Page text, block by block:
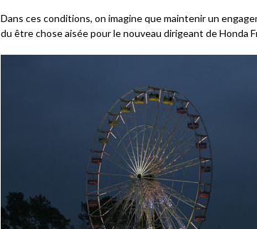
Dans ces conditions, on imagine que maintenir un
du être chose aisée pour le nouveau dirigeant de Honda